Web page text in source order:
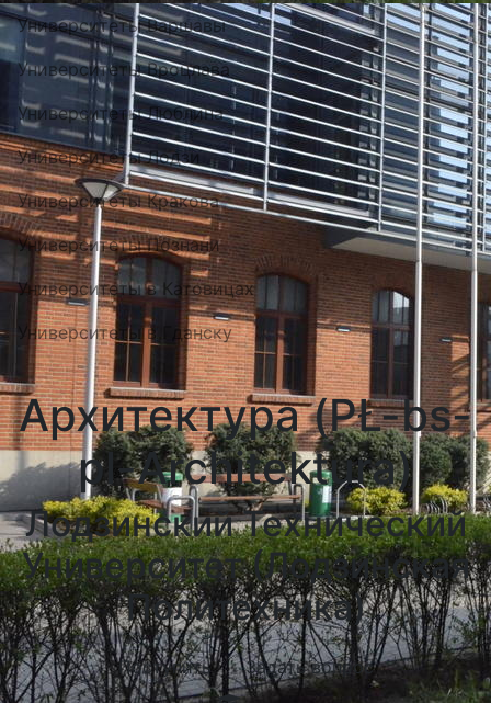
Университеты Варшавы
Университеты Вроцлава
Университеты Люблина
Университеты Лодзи
Университеты Кракова
Университеты Познани
Университеты в Катовицах
Университеты в Гданску
Архитектура (PŁ-bs-
pl-Architektura)
Лодзинский Технический
Университет (Лодзинская
Политехника)
Поступить Задать вопрос